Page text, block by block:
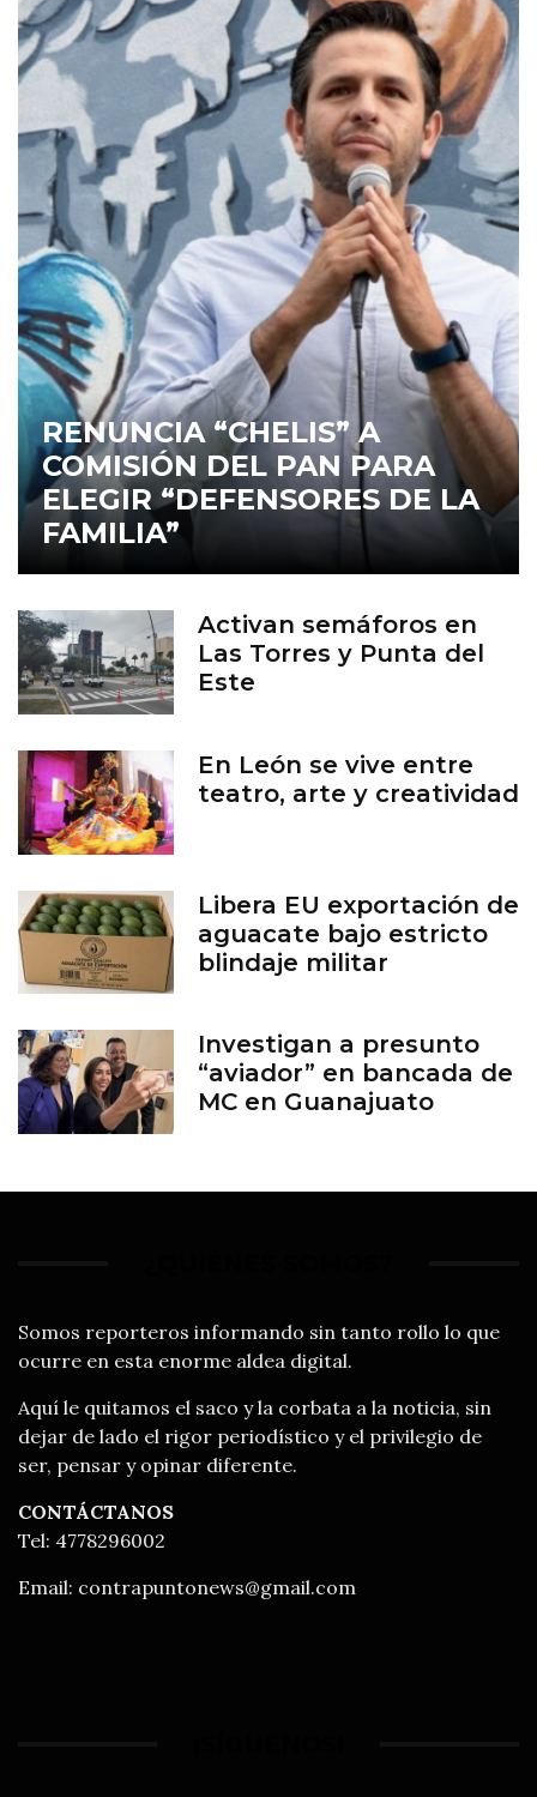
RENUNCIA “CHELIS” A
COMISIÓN DEL PAN PARA
ELEGIR “DEFENSORES DE LA
FAMILIA”
Activan semáforos en
Las Torres y Punta del
Este
En León se vive entre
teatro, arte y creatividad
Libera EU exportación de
aguacate bajo estricto
blindaje militar
Investigan a presunto
“aviador” en bancada de
MC en Guanajuato
Somos reporteros informando sin tanto rollo lo que
ocurre en esta enorme aldea digital.
Aquí le quitamos el saco y la corbata a la noticia, sin
dejar de lado el rigor periodístico y el privilegio de
ser, pensar y opinar diferente.
CONTÁCTANOS
Tel: 4778296002
Email: contrapuntonews@gmail.com